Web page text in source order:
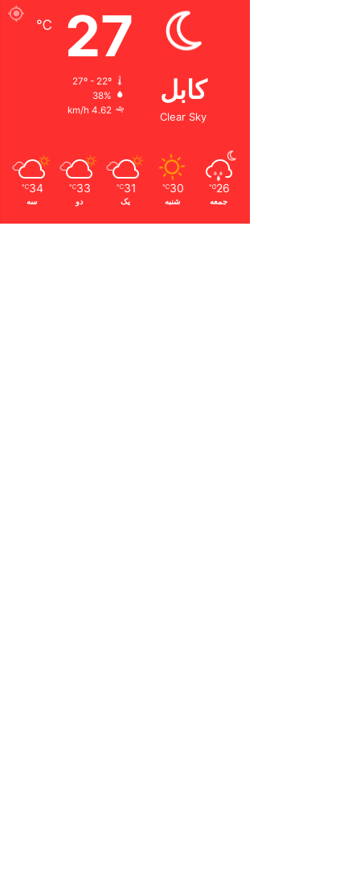
کابل
Clear Sky
27
℃
27º - 22º
38%
4.62 km/h
26
℃
جمعه
30
℃
شنبه
31
℃
یک
33
℃
دو
34
℃
سه